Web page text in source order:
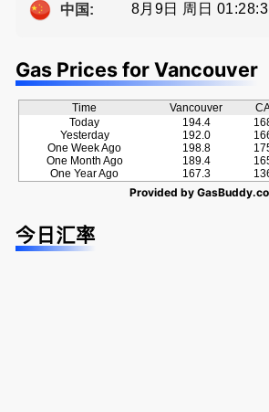
中国:
8月9日 周日
Gas Prices for Vancouver
Time Vancouver
Today
Yesterday
One Week Ago
One Month Ago
One Year Ago
194.4
192.0
198.8
189.4
167.3
Provided by
今日汇率